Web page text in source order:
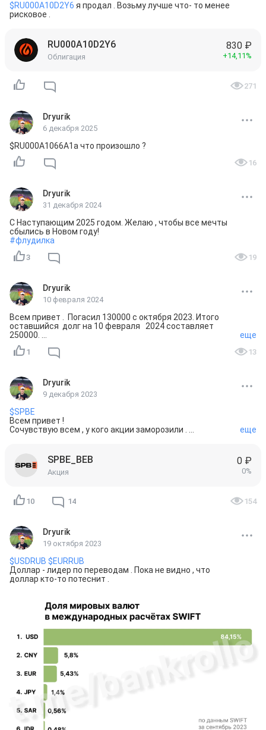
$RU000A10D2Y6 я продал . Возьму лучше что- то менее
рисковое .
RU000A10D2Y6
Облигация
830 ₽
+14,11%
271
Dryurik
6 декабря 2025
$RU000A1066A1а что произошло ?
16
Dryurik
31 декабря 2024
С Наступающим 2025 годом. Желаю , чтобы все мечты
#флудилка
3 19
Dryurik
10 февраля 2024
Всем привет .  Погасил 130000 с октября 2023. Итого
оставшийся  долг на 10 февраля   2024 составляет
250000.
Хочется инвестировать снова  , но сначала нужно
погасить долги .
Долго гасится конешн . Но  пока есть долги , невыгодно
Сдвиги есть в этом .
#флудилка
еще
1 13
Dryurik
9 декабря 2023
$SPBE
Всем привет !
Сочувствую всем , у кого акции заморозили .
Ищите другие способы инвестирования , не огорчайтесь
особо .
еще
SPBE_BEB
Акция
0 ₽
0%
10 14 154
Dryurik
19 октября 2023
$USDRUB $EURRUB
Доллар - лидер по переводам . Пока не видно , что
доллар кто-то потеснит .